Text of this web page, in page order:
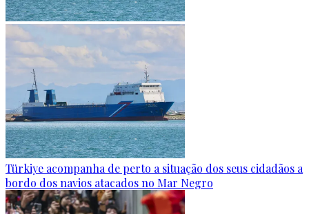
Türkiye acompanha de perto a situação dos seus cidadãos a
bordo dos navios atacados no Mar Negro